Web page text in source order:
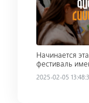
Начинается
фестиваль
2025-02-05